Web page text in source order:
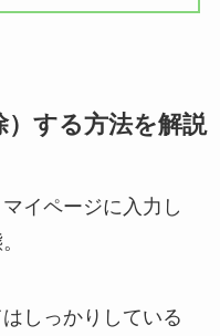
する方法を解説
イページに入力し
しっかりしている